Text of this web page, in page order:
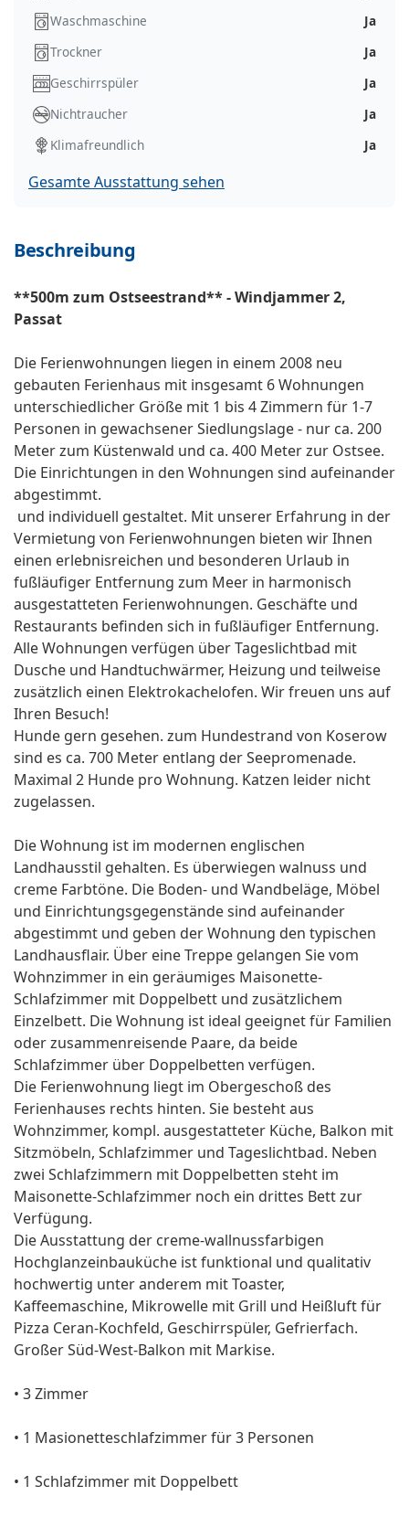
Waschmaschine
Ja
Trockner
Ja
Geschirrspüler
Ja
Nichtraucher
Ja
Klimafreundlich
Ja
Gesamte Ausstattung sehen
Beschreibung
**500m zum Ostseestrand** - Windjammer 2,
Passat
Die Ferienwohnungen liegen in einem 2008 neu
gebauten Ferienhaus mit insgesamt 6 Wohnungen
unterschiedlicher Größe mit 1 bis 4 Zimmern für 1-7
Personen in gewachsener Siedlungslage - nur ca. 200
Meter zum Küstenwald und ca. 400 Meter zur Ostsee.
Die Einrichtungen in den Wohnungen sind aufeinander
abgestimmt.
und individuell gestaltet. Mit unserer Erfahrung in der
Vermietung von Ferienwohnungen bieten wir Ihnen
einen erlebnisreichen und besonderen Urlaub in
fußläufiger Entfernung zum Meer in harmonisch
ausgestatteten Ferienwohnungen. Geschäfte und
Restaurants befinden sich in fußläufiger Entfernung.
Alle Wohnungen verfügen über Tageslichtbad mit
Dusche und Handtuchwärmer, Heizung und teilweise
zusätzlich einen Elektrokachelofen. Wir freuen uns auf
Ihren Besuch!
Hunde gern gesehen. zum Hundestrand von Koserow
sind es ca. 700 Meter entlang der Seepromenade.
Maximal 2 Hunde pro Wohnung. Katzen leider nicht
zugelassen.
Die Wohnung ist im modernen englischen
Landhausstil gehalten. Es überwiegen walnuss und
creme Farbtöne. Die Boden- und Wandbeläge, Möbel
und Einrichtungsgegenstände sind aufeinander
abgestimmt und geben der Wohnung den typischen
Landhausflair. Über eine Treppe gelangen Sie vom
Wohnzimmer in ein geräumiges Maisonette-
Schlafzimmer mit Doppelbett und zusätzlichem
Einzelbett. Die Wohnung ist ideal geeignet für Familien
oder zusammenreisende Paare, da beide
Schlafzimmer über Doppelbetten verfügen.
Die Ferienwohnung liegt im Obergeschoß des
Ferienhauses rechts hinten. Sie besteht aus
Wohnzimmer, kompl. ausgestatteter Küche, Balkon mit
Sitzmöbeln, Schlafzimmer und Tageslichtbad. Neben
zwei Schlafzimmern mit Doppelbetten steht im
Maisonette-Schlafzimmer noch ein drittes Bett zur
Verfügung.
Die Ausstattung der creme-wallnussfarbigen
Hochglanzeinbauküche ist funktional und qualitativ
hochwertig unter anderem mit Toaster,
Kaffeemaschine, Mikrowelle mit Grill und Heißluft für
Pizza Ceran-Kochfeld, Geschirrspüler, Gefrierfach.
Großer Süd-West-Balkon mit Markise.
• 3 Zimmer
• 1 Masionetteschlafzimmer für 3 Personen
• 1 Schlafzimmer mit Doppelbett